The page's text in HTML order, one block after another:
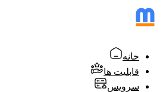
خانه
قابلیت ها
سرویس